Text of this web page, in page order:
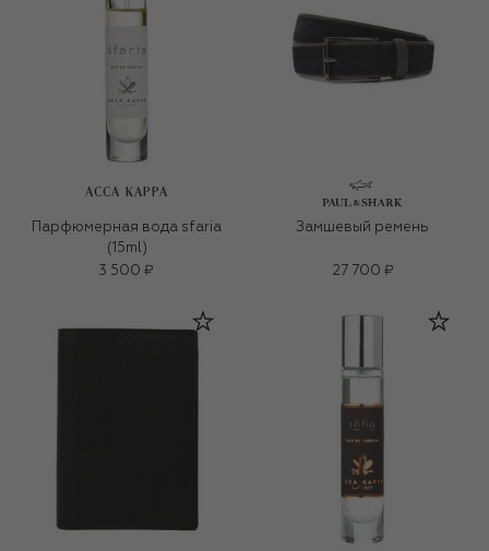
ACCA KAPPA
Парфюмерная вода sfaria
(15ml)
3 500 ₽
Замшевый ремень
27 700 ₽